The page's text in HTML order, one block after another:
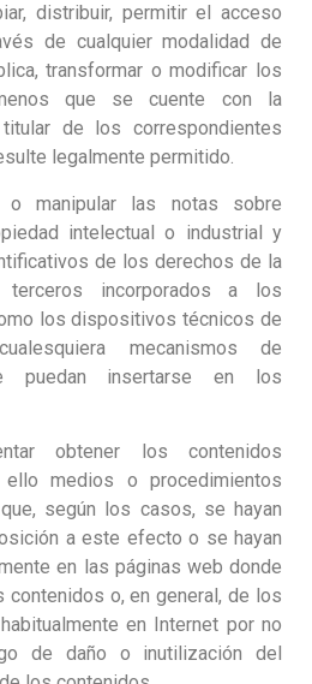
distribuir, permitir el acceso
de cualquier modalidad de
transformar o modificar los
que se cuente con la
de los correspondientes
legalmente permitido.
o manipular las notas sobre
intelectual o industrial y
de los derechos de la
incorporados a los
los dispositivos técnicos de
mecanismos de
puedan insertarse en los
obtener los contenidos
ello medios o procedimientos
según los casos, se hayan
a este efecto o se hayan
en las páginas web donde
contenidos o, en general, de los
en Internet por no
de daño o inutilización del